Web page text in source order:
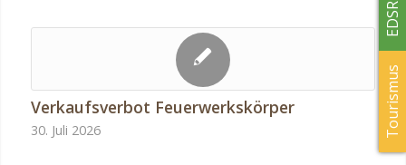
Verkaufsverbot Feuerwerkskörper
30. Juli 2026 Tourismus
EDSR